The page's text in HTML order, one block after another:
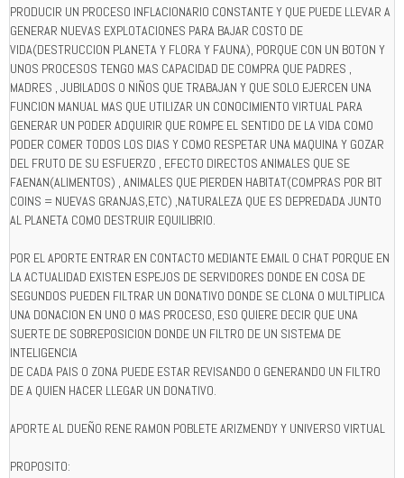
PRODUCIR UN PROCESO INFLACIONARIO CONSTANTE Y QUE PUEDE LLEVAR A
GENERAR NUEVAS EXPLOTACIONES PARA BAJAR COSTO DE
VIDA(DESTRUCCION PLANETA Y FLORA Y FAUNA), PORQUE CON UN BOTON Y
UNOS PROCESOS TENGO MAS CAPACIDAD DE COMPRA QUE PADRES ,
MADRES , JUBILADOS O NIÑOS QUE TRABAJAN Y QUE SOLO EJERCEN UNA
FUNCION MANUAL MAS QUE UTILIZAR UN CONOCIMIENTO VIRTUAL PARA
GENERAR UN PODER ADQUIRIR QUE ROMPE EL SENTIDO DE LA VIDA COMO
PODER COMER TODOS LOS DIAS Y COMO RESPETAR UNA MAQUINA Y GOZAR
DEL FRUTO DE SU ESFUERZO , EFECTO DIRECTOS ANIMALES QUE SE
FAENAN(ALIMENTOS) , ANIMALES QUE PIERDEN HABITAT(COMPRAS POR BIT
COINS = NUEVAS GRANJAS,ETC) ,NATURALEZA QUE ES DEPREDADA JUNTO
AL PLANETA COMO DESTRUIR EQUILIBRIO.
POR EL APORTE ENTRAR EN CONTACTO MEDIANTE EMAIL O CHAT PORQUE EN
LA ACTUALIDAD EXISTEN ESPEJOS DE SERVIDORES DONDE EN COSA DE
SEGUNDOS PUEDEN FILTRAR UN DONATIVO DONDE SE CLONA O MULTIPLICA
UNA DONACION EN UNO O MAS PROCESO, ESO QUIERE DECIR QUE UNA
SUERTE DE SOBREPOSICION DONDE UN FILTRO DE UN SISTEMA DE
INTELIGENCIA
DE CADA PAIS O ZONA PUEDE ESTAR REVISANDO O GENERANDO UN FILTRO
DE A QUIEN HACER LLEGAR UN DONATIVO.
APORTE AL DUEÑO RENE RAMON POBLETE ARIZMENDY Y UNIVERSO VIRTUAL
PROPOSITO: